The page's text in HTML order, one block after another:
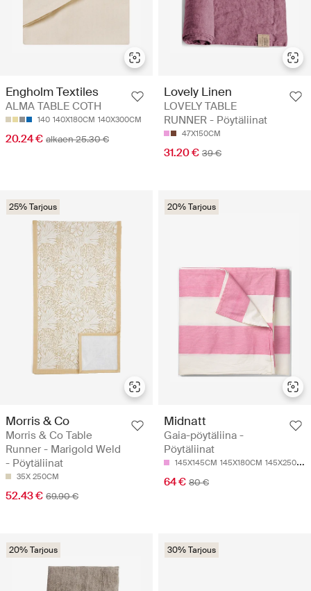
Engholm Textiles
ALMA TABLE COTH
140 140X180CM 140X300CM
20.24 € alkaen 25.30 €
Lovely Linen
LOVELY TABLE
RUNNER - Pöytäliinat
47X150CM
31.20 € 39 €
25% Tarjous
Morris & Co
Morris & Co Table
Runner - Marigold Weld
- Pöytäliinat
35X 250CM
52.43 € 69.90 €
20% Tarjous
Midnatt
Gaia-pöytäliina -
Pöytäliinat
145X145CM 145X180CM 145X250CM
64 € 80 €
20% Tarjous 30% Tarjous